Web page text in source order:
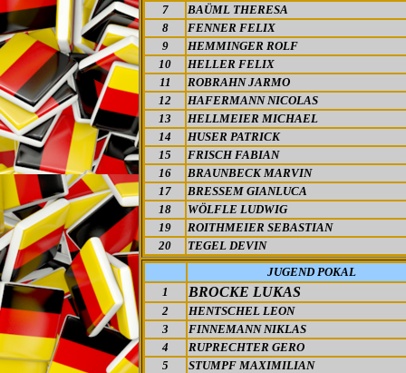
7
BAÜML THERESA
8
FENNER FELIX
9
HEMMINGER ROLF
10
HELLER FELIX
11
ROBRAHN JARMO
12
HAFERMANN NICOLAS
13
HELLMEIER MICHAEL
14
HUSER PATRICK
15
FRISCH FABIAN
16
BRAUNBECK MARVIN
17
BRESSEM GIANLUCA
18
WÖLFLE LUDWIG
19
ROITHMEIER SEBASTIAN
20
TEGEL DEVIN
JUGEND POKAL
1
BROCKE LUKAS
2
HENTSCHEL LEON
3
FINNEMANN NIKLAS
4
RUPRECHTER GERO
5
STUMPF MAXIMILIAN